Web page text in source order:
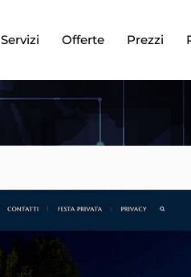
Servizi Offerte Prezzi